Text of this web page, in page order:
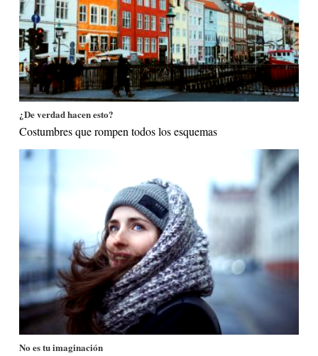
¿De verdad hacen esto?
Costumbres que rompen todos los esquemas
No es tu imaginación